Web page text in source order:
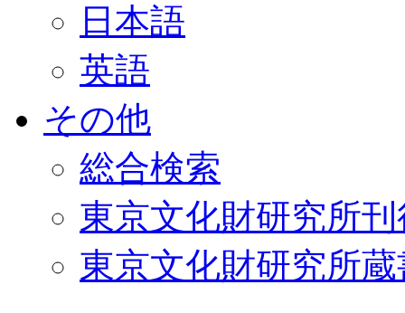
日本語
英語
その他
総合検索
東京文化財研究所
東京文化財研究所